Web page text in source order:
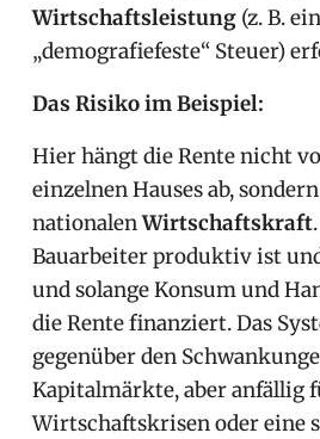
Wirtschaftsleistung (z. B.
„demografiefeste“ Steuer)
Das Risiko im Beispiel:
Hier hängt die Rente nicht
einzelnen Hauses ab,
nationalenWirtschaftskraft
Bauarbeiter produktiv ist
und solange Konsum und
die Rente finanziert. Das
gegenüber den
Kapitalmärkte, aber anfällig
Wirtschaftskrisen oder eine